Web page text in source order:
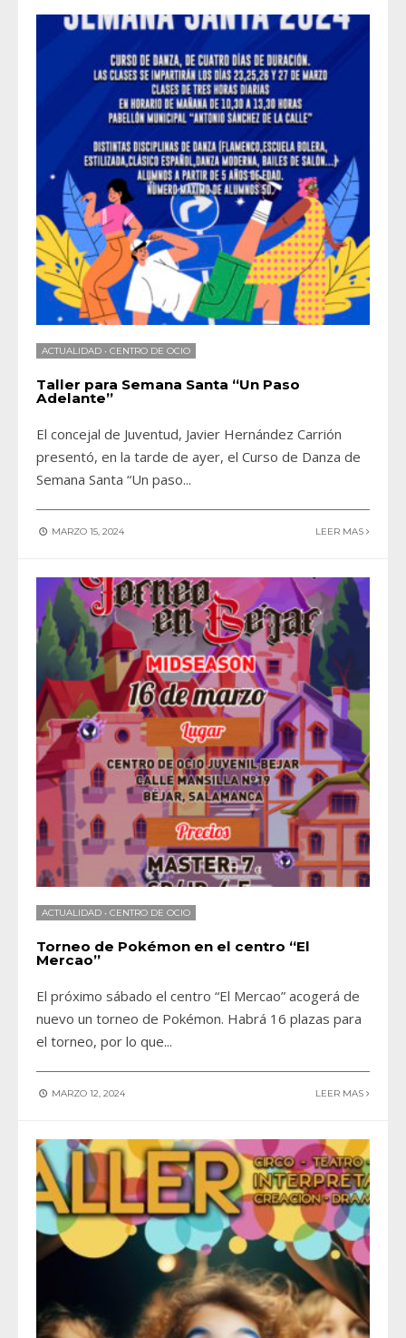
ACTUALIDAD • CENTRO DE OCIO
Taller para Semana Santa “Un Paso
Adelante”
El concejal de Juventud, Javier Hernández Carrión
presentó, en la tarde de ayer, el Curso de Danza de
Semana Santa “Un paso...
MARZO 15, 2024 LEER MAS
ACTUALIDAD • CENTRO DE OCIO
Torneo de Pokémon en el centro “El
Mercao”
El próximo sábado el centro “El Mercao” acogerá de
nuevo un torneo de Pokémon. Habrá 16 plazas para
el torneo, por lo que...
MARZO 12, 2024 LEER MAS